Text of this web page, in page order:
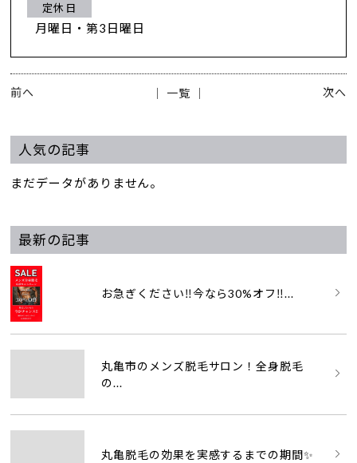
定休日
月曜日・第3日曜日
前へ 次へ
│ 一覧 │
人気の記事
まだデータがありません。
最新の記事
お急ぎください‼️今なら30%オフ‼...
丸亀市のメンズ脱毛サロン！全身脱毛
の...
丸亀脱毛の効果を実感するまでの期間✨